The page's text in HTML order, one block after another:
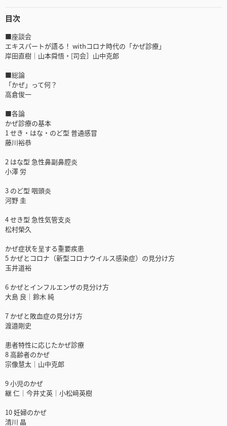
目次
■座談会
エキスパートが語る！ withコロナ時代の「かぜ診療」
岸田直樹│山本舜悟・[司会］山中克郎
■総論
「かぜ」って何？
高倉俊一
■各論
かぜ診療の基本
1 せき・はな・のど型 普通感冒
藤川裕恭
2 はな型 急性鼻副鼻腔炎
小澤 労
3 のど型 咽頭炎
河野 圭
4 せき型 急性気管支炎
松村榮久
かぜ症状を呈する重要疾患
5 かぜとコロナ（新型コロナウイルス感染症）の見分け方
玉井道裕
6 かぜとインフルエンザの見分け方
大島 良│鈴木 純
7 かぜと敗血症の見分け方
渡邉剛史
患者特性に応じたかぜ診療
8 高齢者のかぜ
宗像慧太│山中克郎
9 小児のかぜ
継 仁│今井丈英│小松﨑英樹
10 妊婦のかぜ
清川 晶